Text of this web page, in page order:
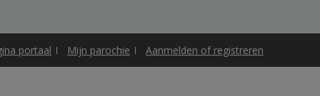
portaal Mijn parochie Aanmelden of registreren